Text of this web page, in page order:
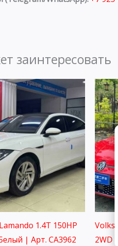
заинтересовать
1.4T 150HP
| Арт. CA3962
2WD